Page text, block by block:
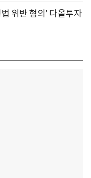
위반 혐의' 다올투자